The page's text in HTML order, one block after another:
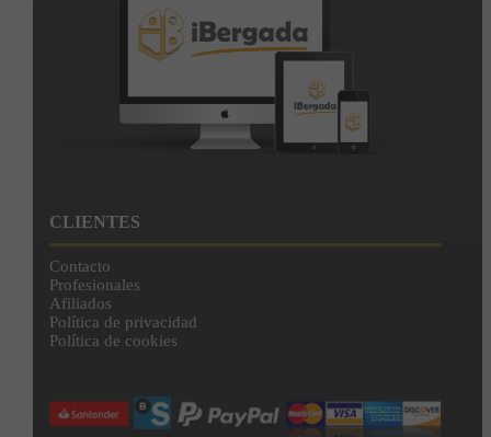
CLIENTES
Contacto
Profesionales
Afiliados
Política de privacidad
Política de cookies